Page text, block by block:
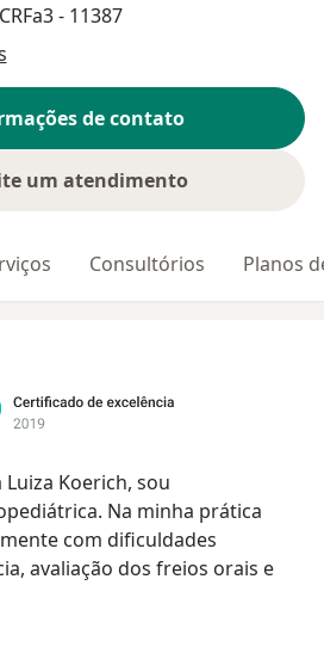
- 11387
de contato
um atendimento
Consultórios Planos
Koerich, sou
Na minha prática
com dificuldades
avaliação dos freios orais e